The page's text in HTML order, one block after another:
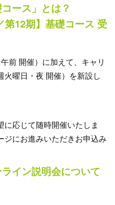
ース」とは？
第12期】基礎コース 受
前 開催）に加えて、キャリ
曜日・夜 開催）を新設し
応じて随時開催いたしま
にお進みいただきお申込み
ライン説明会について